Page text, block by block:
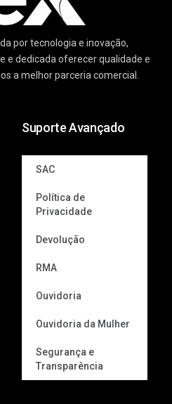
por tecnologia e inovação,
e dedicada oferecer qualidade e
a melhor parceria comercial.
Suporte Avançado
SAC
Política de
Privacidade
Devolução
RMA
Ouvidoria
Ouvidoria da Mulher
Segurança e
Transparência